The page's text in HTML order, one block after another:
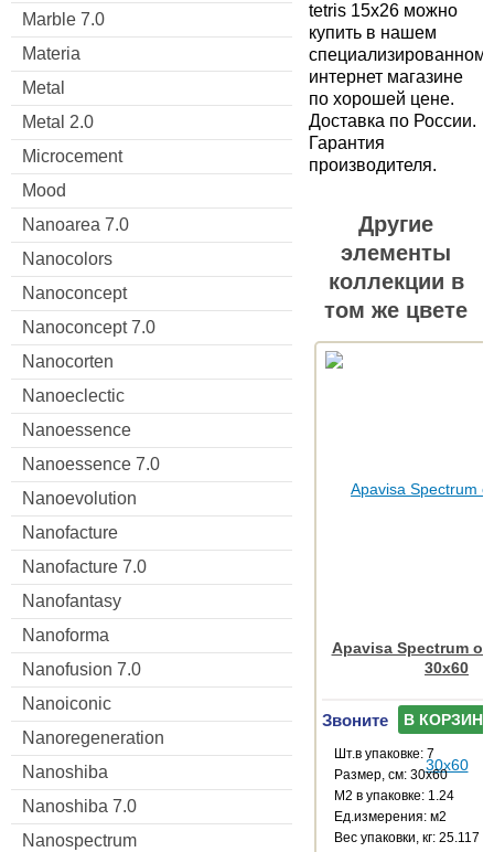
Marble 7.0
Materia
Metal
Metal 2.0
Microcement
Mood
Nanoarea 7.0
Nanocolors
Nanoconcept
Nanoconcept 7.0
Nanocorten
Nanoeclectic
Nanoessence
Nanoessence 7.0
Nanoevolution
Nanofacture
Nanofacture 7.0
Nanofantasy
Nanoforma
Nanofusion 7.0
Nanoiconic
Nanoregeneration
Nanoshiba
Nanoshiba 7.0
Nanospectrum
tetris 15x26 можно
купить в нашем
специализированном
интернет магазине
по хорошей цене.
Доставка по России.
Гарантия
производителя.
Другие
элементы
коллекции в
том же цвете
Apavisa Spectrum
30x60
Звоните В КОРЗИНУ
Шт.в упаковке: 7
Размер, см: 30x60
М2 в упаковке: 1.24
Ед.измерения: м2
Веc упаковки, кг: 25.117